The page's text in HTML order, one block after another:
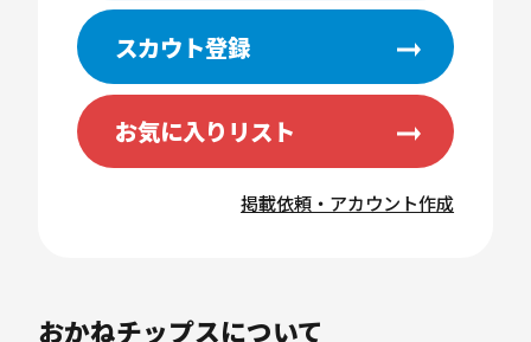
スカウト登録
お気に入りリスト
掲載依頼・アカウント作成
おかねチップスについて